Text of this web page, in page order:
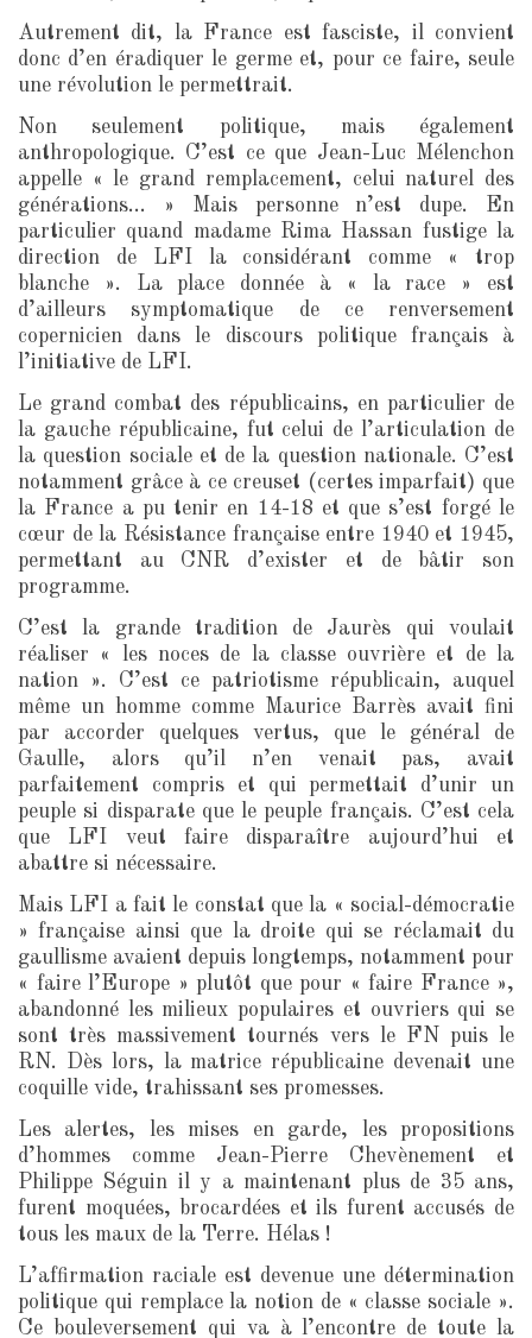
Autrement dit, la France est fasciste, il convient
donc d’en éradiquer le germe et, pour ce faire, seule
une révolution le permettrait.
Non seulement politique, mais également
anthropologique. C’est ce que Jean-Luc Mélenchon
appelle « le grand remplacement, celui naturel des
générations… » Mais personne n’est dupe. En
particulier quand madame Rima Hassan fustige la
direction de LFI la considérant comme « trop
blanche ». La place donnée à « la race » est
d’ailleurs symptomatique de ce renversement
copernicien dans le discours politique français à
l’initiative de LFI.
Le grand combat des républicains, en particulier de
la gauche républicaine, fut celui de l’articulation de
la question sociale et de la question nationale. C’est
notamment grâce à ce creuset (certes imparfait) que
la France a pu tenir en 14-18 et que s’est forgé le
cœur de la Résistance française entre 1940 et 1945,
permettant au CNR d’exister et de bâtir son
programme.
C’est la grande tradition de Jaurès qui voulait
réaliser « les noces de la classe ouvrière et de la
nation ». C’est ce patriotisme républicain, auquel
même un homme comme Maurice Barrès avait fini
par accorder quelques vertus, que le général de
Gaulle, alors qu’il n’en venait pas, avait
parfaitement compris et qui permettait d’unir un
peuple si disparate que le peuple français. C’est cela
que LFI veut faire disparaître aujourd’hui et
abattre si nécessaire.
Mais LFI a fait le constat que la « social-démocratie
» française ainsi que la droite qui se réclamait du
gaullisme avaient depuis longtemps, notamment pour
« faire l’Europe » plutôt que pour « faire France »,
abandonné les milieux populaires et ouvriers qui se
sont très massivement tournés vers le FN puis le
RN. Dès lors, la matrice républicaine devenait une
coquille vide, trahissant ses promesses.
Les alertes, les mises en garde, les propositions
d’hommes comme Jean-Pierre Chevènement et
Philippe Séguin il y a maintenant plus de 35 ans,
furent moquées, brocardées et ils furent accusés de
tous les maux de la Terre. Hélas !
L’affirmation raciale est devenue une détermination
politique qui remplace la notion de « classe sociale ».
Ce bouleversement qui va à l’encontre de toute la